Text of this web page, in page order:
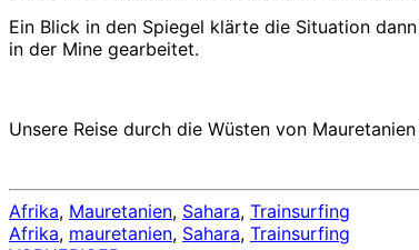
Ein Blick in den Spiegel klärte die Situation
in der Mine gearbeitet.
Unsere Reise durch die Wüsten von
Afrika, Mauretanien, Sahara, Trainsurfing
Afrika, mauretanien, Sahara, Trainsurfing